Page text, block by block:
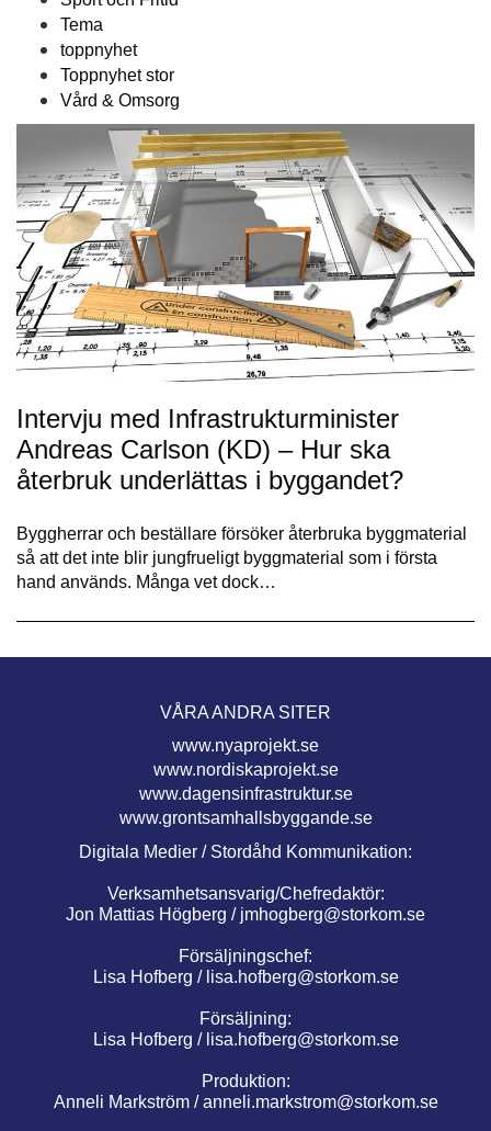
Tema
toppnyhet
Toppnyhet stor
Vård & Omsorg
Intervju med Infrastrukturminister
Andreas Carlson (KD) – Hur ska
återbruk underlättas i byggandet?
Byggherrar och beställare försöker återbruka byggmaterial
så att det inte blir jungfrueligt byggmaterial som i första
hand används. Många vet dock…
VÅRA ANDRA SITER
www.nyaprojekt.se
www.nordiskaprojekt.se
www.dagensinfrastruktur.se
www.grontsamhallsbyggande.se
Digitala Medier / Stordåhd Kommunikation:
Verksamhetsansvarig/Chefredaktör:
Jon Mattias Högberg / jmhogberg@storkom.se
Försäljningschef:
Lisa Hofberg / lisa.hofberg@storkom.se
Försäljning:
Lisa Hofberg / lisa.hofberg@storkom.se
Produktion:
Anneli Markström /anneli.markstrom@storkom.se